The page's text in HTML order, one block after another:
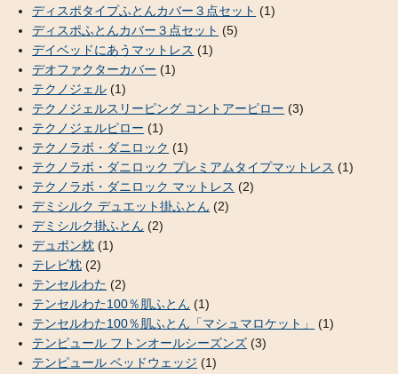
ディスポタイプふとんカバー３点セット (1)
ディスポふとんカバー３点セット (5)
デイベッドにあうマットレス (1)
デオファクターカバー (1)
テクノジェル (1)
テクノジェルスリーピング コントアーピロー (3)
テクノジェルピロー (1)
テクノラボ・ダニロック (1)
テクノラボ・ダニロック プレミアムタイプマットレス (1)
テクノラボ・ダニロック マットレス (2)
デミシルク デュエット掛ふとん (2)
デミシルク掛ふとん (2)
デュポン枕 (1)
テレビ枕 (2)
テンセルわた (2)
テンセルわた100％肌ふとん (1)
テンセルわた100％肌ふとん「マシュマロケット」
(1)
テンピュール フトンオールシーズンズ (3)
テンピュール ベッドウェッジ (1)